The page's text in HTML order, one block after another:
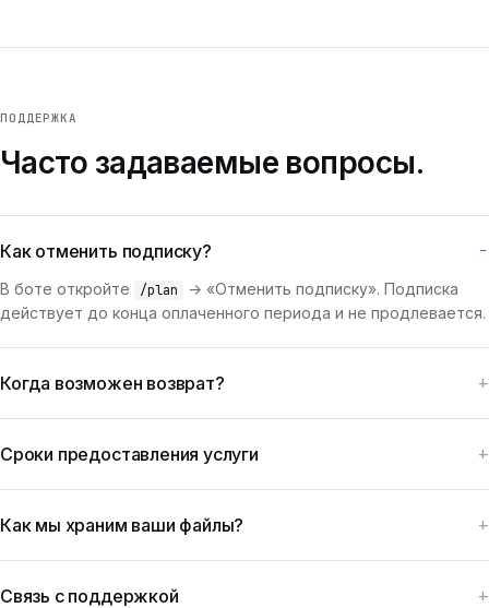
ПОДДЕРЖКА
Часто задаваемые вопросы.
Как отменить подписку?
В боте откройте /plan
→ «Отменить подписку». Подписка
действует до конца оплаченного периода и не продлевается.
Когда возможен возврат?
Сроки предоставления услуги
Как мы храним ваши файлы?
Связь с поддержкой